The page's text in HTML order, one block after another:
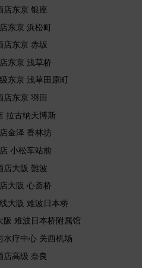
店东京 银座
东京 浜松町
店东京 赤坂
东京 浅草桥
东京 浅草田原町
店东京 羽田
拉古纳天博斯
金泽 香林坊
小松车站前
店大阪 難波
大阪 心斎桥
大阪 难波日本桥
阪 难波日本桥附属馆
水疗中心 关西机场
店高级 奈良